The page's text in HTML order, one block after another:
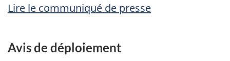
Lire le communiqué de presse
Avis de déploiement